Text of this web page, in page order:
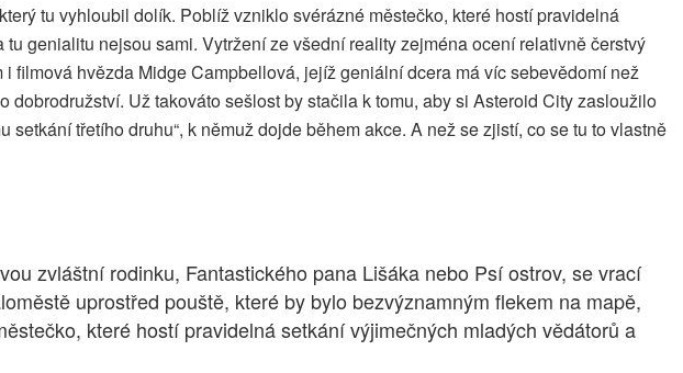
tu vyhloubil dolík. Poblíž vzniklo svérázné městečko, které hostí pravidelná
genialitu nejsou sami. Vytržení ze všední reality zejména ocení relativně čerstvý
filmová hvězda Midge Campbellová, jejíž geniální dcera má víc sebevědomí než
Už takováto sešlost by stačila k tomu, aby si Asteroid City zasloužilo
třetího druhu“, k němuž dojde během akce. A než se zjistí, co se tu to vlastně
zvláštní rodinku, Fantastického pana Lišáka nebo Psí ostrov, se vrací
uprostřed pouště, které by bylo bezvýznamným flekem na mapě,
které hostí pravidelná setkání výjimečných mladých vědátorů a